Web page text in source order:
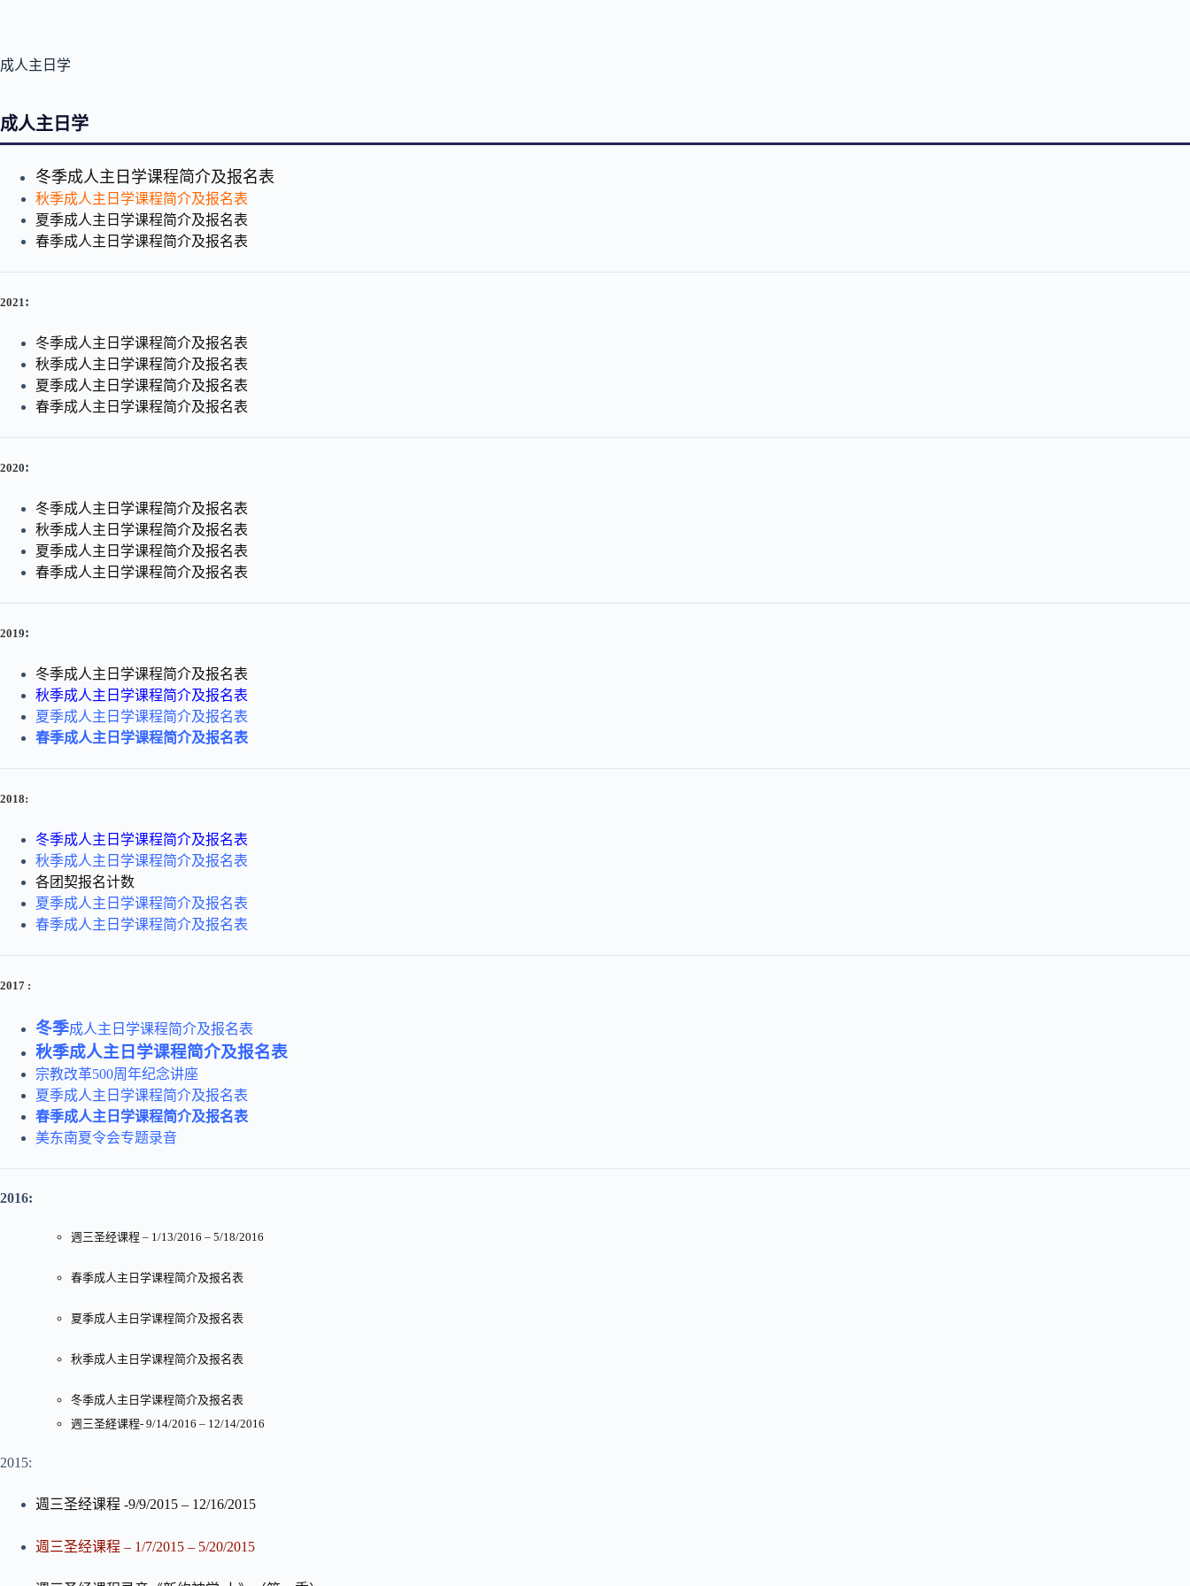
成人主日学
成人主日学
冬季成人主日学课程简介及报名表
秋季成人主日学课程简介及报名表
夏季成人主日学课程简介及报名表
春季成人主日学课程简介及报名表
2021:
冬季成人主日学课程简介及报名表
秋季成人主日学课程简介及报名表
夏季成人主日学课程简介及报名表
春季成人主日学课程简介及报名表
2020:
冬季成人主日学课程简介及报名表
秋季成人主日学课程简介及报名表
夏季成人主日学课程简介及报名表
春季成人主日学课程简介及报名表
2019:
冬季成人主日学课程简介及报名表
秋季成人主日学课程简介及报名表
夏季成人主日学课程简介及报名表
春季成人主日学课程简介及报名表
2018:
冬季成人主日学课程简介及报名表
秋季成人主日学课程简介及报名表
各团契报名计数
夏季成人主日学课程简介及报名表
春季成人主日学课程简介及报名表
2017 :
冬季成人主日学课程简介及报名表
秋季成人主日学课程简介及报名表
宗教改革500周年纪念讲座
夏季成人主日学课程简介及报名表
春季成人主日学课程简介及报名表
美东南夏令会专题录音
2016:
週三圣经课程 – 1/13/2016 – 5/18/2016
春季成人主日学课程简介及报名表
夏季成人主日学课程简介及报名表
秋季成人主日学课程简介及报名表
冬季成人主日学课程简介及报名表
週三圣経课程- 9/14/2016 – 12/14/2016
2015:
週三圣经课程 -9/9/2015 – 12/16/2015
週三圣经课程 – 1/7/2015 – 5/20/2015